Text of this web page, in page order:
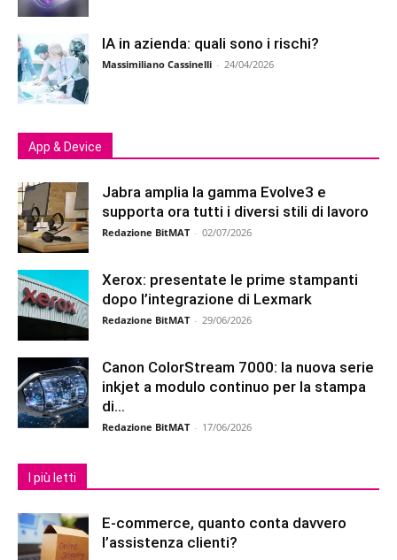
IA in azienda: quali sono i rischi?
Massimiliano Cassinelli - 24/04/2026
App & Device
Jabra amplia la gamma Evolve3 e
supporta ora tutti i diversi stili di lavoro
Redazione BitMAT - 02/07/2026
Xerox: presentate le prime stampanti
dopo l’integrazione di Lexmark
Redazione BitMAT - 29/06/2026
Canon ColorStream 7000: la nuova serie
inkjet a modulo continuo per la stampa
di...
Redazione BitMAT - 17/06/2026
I più letti
E-commerce, quanto conta davvero
l’assistenza clienti?